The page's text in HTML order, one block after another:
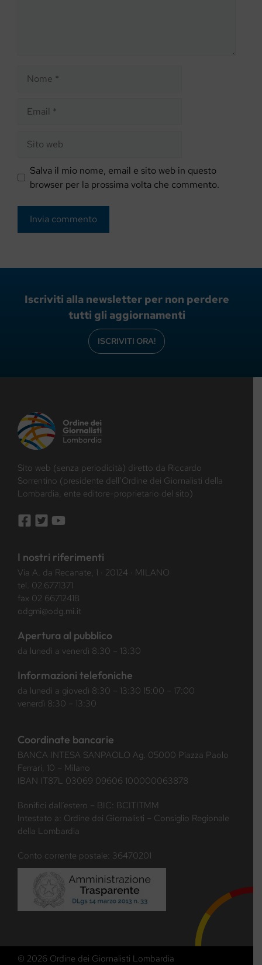
web
Salva il mio nome, email e sito web in questo
browser per la prossima volta che commento.
Iscriviti alla newsletter per non perdere
tutti gli aggiornamenti
ISCRIVITI ORA!
Sito web (senza periodicità) diretto da Riccardo
Sorrentino (presidente dell’Ordine dei Giornalisti della
Lombardia, ente editore-proprietario del sito)
I nostri riferimenti
Via A. da Recanate, 1 · 20124 · MILANO
tel. 02.6771371
fax 02 66712418
odgmi@odg.mi.it
Apertura al pubblico
da lunedì a venerdì 8:30 – 13:30
Informazioni telefoniche
da lunedì a giovedì 8:30 – 13:30 15:00 – 17:00
venerdì 8:30 – 13:30
Coordinate bancarie
BANCA INTESA SANPAOLO Ag. 05000 Piazza Paolo
Ferrari, 10 – Milano
IBAN IT87L 03069 09606 100000063878
Bonifici dall’estero – BIC: BCITITMM
Intestato a: Ordine dei Giornalisti – Consiglio Regionale
della Lombardia
Conto corrente postale: 36470201
© 2026 Ordine dei Giornalisti Lombardia